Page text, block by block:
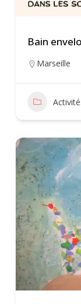
Bain
Marseille